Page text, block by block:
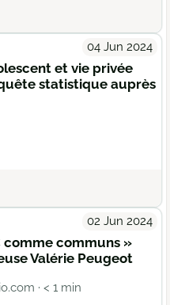
04 Jun 2024
et vie privée
statistique auprès
02 Jun 2024
comme communs »
Valérie Peugeot
· < 1 min